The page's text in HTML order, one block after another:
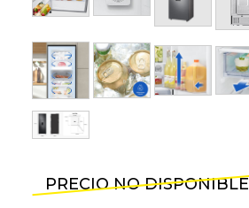
PRECIO NO DISPONIBLE